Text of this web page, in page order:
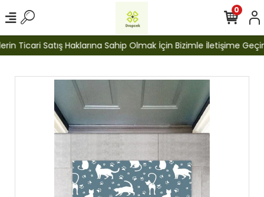
Ticari Satış Haklarına Sahip Olmak İçin Bizimle İletişime
0